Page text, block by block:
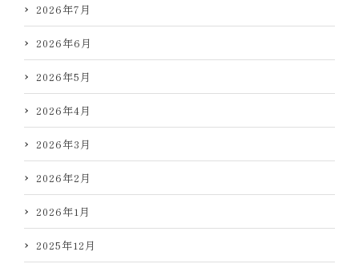
2026年7月
2026年6月
2026年5月
2026年4月
2026年3月
2026年2月
2026年1月
2025年12月